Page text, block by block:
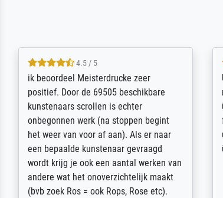
5 / 5
Die Zufriedenheit ist auch nicht dadurch
getrübt, dass das Bild entgegen einer
angegebenen Lieferanschrift (sollte
eine Überraschung für die normannische
Ehefrau sein zum Hochzeits- gleichzeitig
auch Geburtstag sein) doch nach zu
Hause zugestellt wurde.